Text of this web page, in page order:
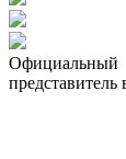
Официальный
представитель